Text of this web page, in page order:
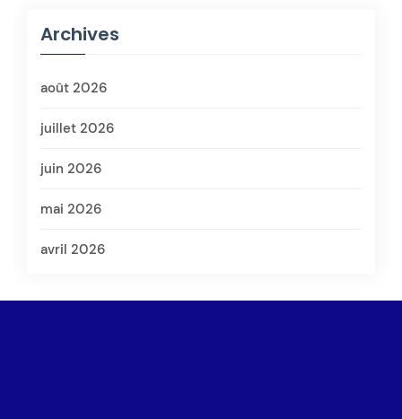
Archives
août 2026
juillet 2026
juin 2026
mai 2026
avril 2026